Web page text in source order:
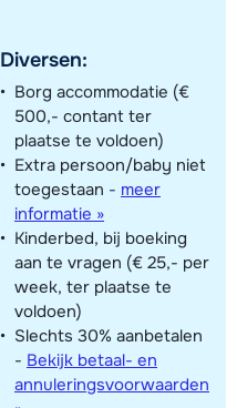
Diversen:
Borg accommodatie (€
500,- contant ter
plaatse te voldoen)
Extra persoon/baby niet
toegestaan - meer
informatie »
Kinderbed, bij boeking
aan te vragen (€ 25,- per
week, ter plaatse te
voldoen)
Slechts 30% aanbetalen
- Bekijk betaal- en
annuleringsvoorwaarden